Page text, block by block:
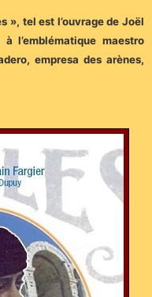
», tel est l’ouvrage de Joël
l’emblématique maestro
empresa des arènes,